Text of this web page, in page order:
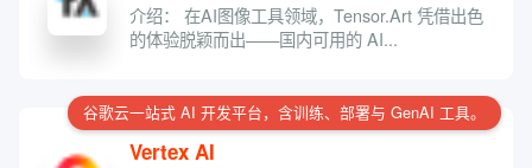
介绍： 在AI图像工具领域，Tensor.Art 凭借出色
的体验脱颖而出——国内可用的 AI...
谷歌云一站式 AI 开发平台，含训练、部署与 GenAI 工具。
Vertex AI